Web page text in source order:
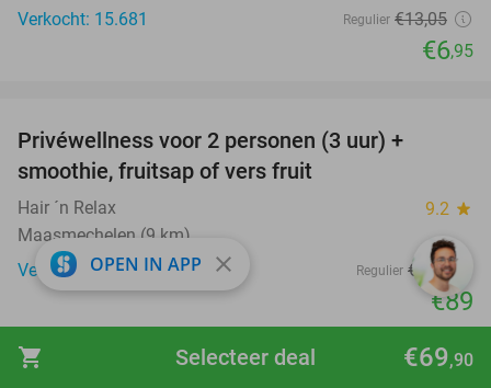
shopping_cart €69,90
Selecteer deal
Verkocht: 15.681
Regulier €13,05
€6,95
Privéwellness voor 2 personen (3 uur) +
smoothie, fruitsap of vers fruit
Hair ´n Relax 9.2 star
Maasmechelen (9 km)
Verkocht: 43
Regulier €175
€89
OPEN IN APP close